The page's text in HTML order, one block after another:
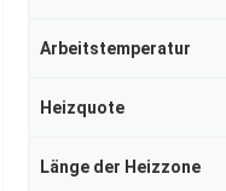
Arbeitstemperatur
Heizquote
Länge der Heizzone